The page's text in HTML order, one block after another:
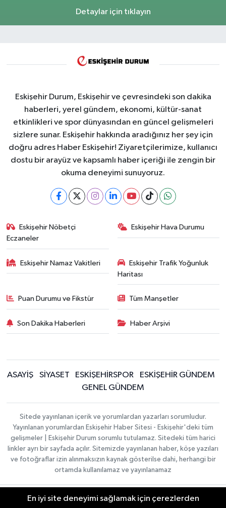
Detaylar için tıklayın
Eskişehir Durum, Eskişehir ve çevresindeki son dakika
haberleri, yerel gündem, ekonomi, kültür-sanat
etkinlikleri ve spor dünyasından en güncel gelişmeleri
sizlere sunar. Eskişehir hakkında aradığınız her şey için
doğru adres Haber Eskişehir! Ziyaretçilerimize, kullanıcı
dostu bir arayüz ve kapsamlı haber içeriği ile zengin bir
okuma deneyimi sunuyoruz.
Eskişehir Nöbetçi
Eczaneler
Eskişehir Hava Durumu
Eskişehir Namaz Vakitleri
Eskişehir Trafik Yoğunluk
Haritası
Puan Durumu ve Fikstür Tüm Manşetler
Son Dakika Haberleri Haber Arşivi
ASAYİŞ SİYASET ESKİŞEHİRSPOR
ESKİŞEHİR GÜNDEM
GENEL GÜNDEM
Sitede yayınlanan içerik ve yorumlardan yazarları sorumludur.
Yayınlanan yorumlardan Eskişehir Haber Sitesi - Eskişehir'deki tüm
gelişmeler | Eskişehir Durum sorumlu tutulamaz. Sitedeki tüm harici
linkler ayrı bir sayfada açılır. Sitemizde yayınlanan haber, köşe yazıları
ve fotoğraflar izin alınmaksızın kaynak gösterilse dahi, herhangi bir
ortamda kullanılamaz ve yayınlanamaz
Gizlilik Sözleşmesi
Hakkımızda
Haber Yazılımı:
En iyi site deneyimi sağlamak için çerezlerden